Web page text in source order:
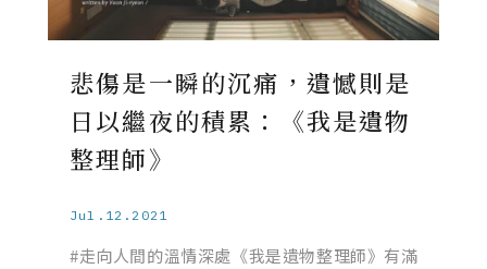
​悲傷是一瞬的沉痛，遺憾則是
日以繼夜的積累：《我是遺物
整理師》
Jul.12.2021
#走向人間的溫情深處《我是遺物整理師》有滿